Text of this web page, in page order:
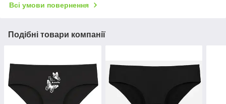
Всі умови повернення
Подібні товари компанії